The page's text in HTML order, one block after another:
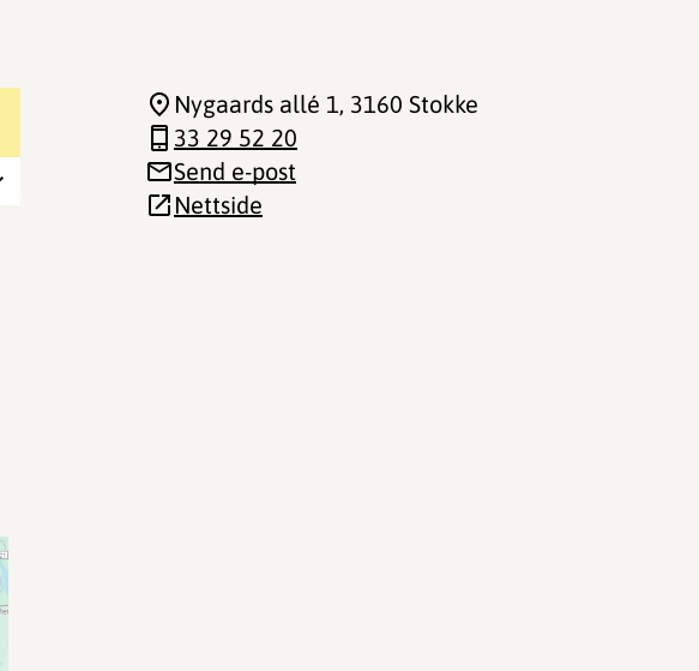
Nygaards allé 1, 3160 Stokke
33 29 52 20
Send e-post
Nettside